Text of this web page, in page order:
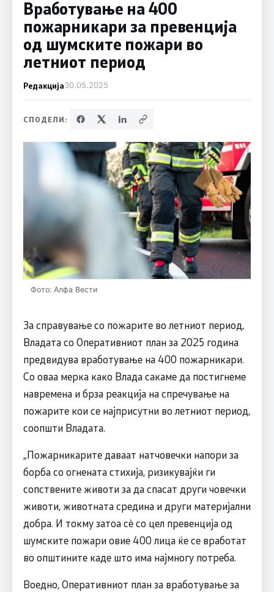
Вработување на 400
пожарникари за превенција
од шумските пожари во
летниот период
Редакција30.05.2025
СПОДЕЛИ:
Фото: Алфа Вести
За справување со пожарите во летниот период,
Владата со Оперативниот план за 2025 година
предвидува вработување на 400 пожарникари.
Со оваа мерка како Влада сакаме да постигнеме
навремена и брза реакција на спречување на
пожарите кои се најприсутни во летниот период,
соопшти Владата.
„Пожарникарите даваат натчовечки напори за
борба со огнената стихија, ризикувајќи ги
сопствените животи за да спасат други човечки
животи, животната средина и други материјални
добра. И токму затоа сè со цел превенција од
шумските пожари овие 400 лица ќе се вработат
во општините каде што има најмногу потреба.
Воедно, Оперативниот план за вработување за